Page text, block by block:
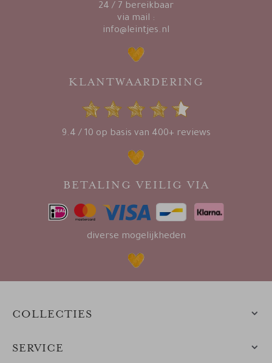
24 / 7 bereikbaar
via mail :
info@leintjes.nl
KLANTWAARDERING
9.4 / 10 op basis van 400+ reviews
BETALING VEILIG VIA
diverse mogelijkheden
COLLECTIES
SERVICE